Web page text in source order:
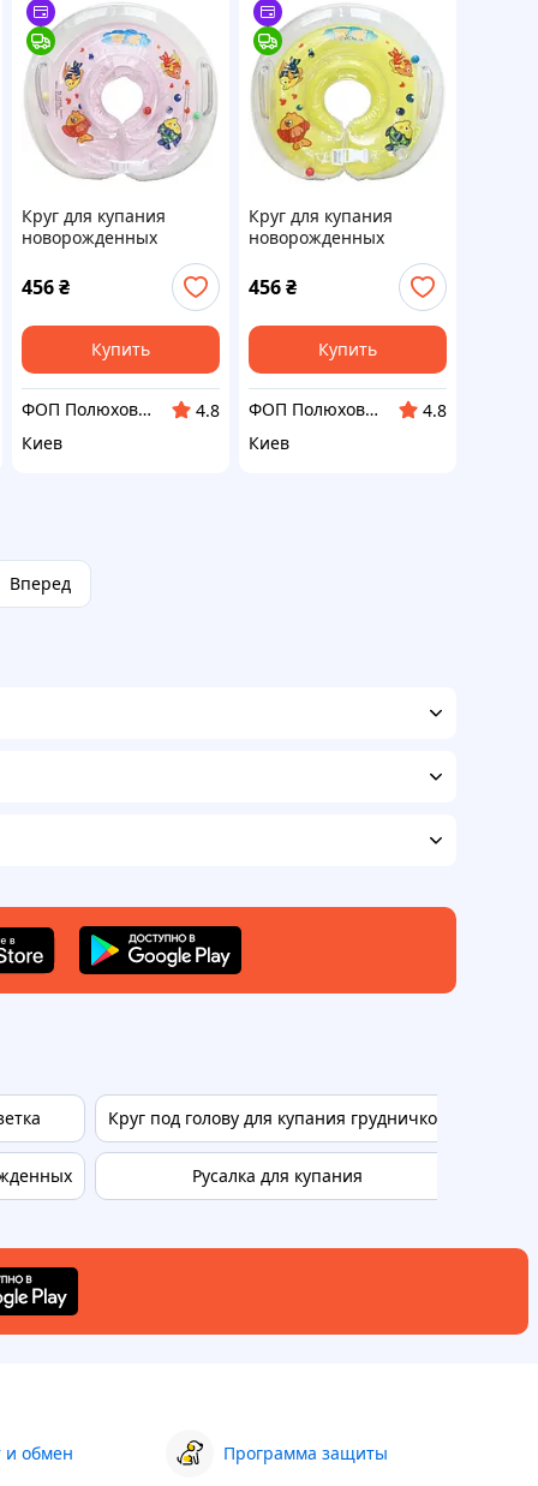
Круг для купания
новорожденных
"Рыбка", Mega Zayka
456₴
Купить
ФОП Полюхович Л.Г.
4.8
Киев
Круг для купания
новорожденных
"Рыбка", Mega Zayka
456₴
Купить
ФОП Полюхович Л.Г.
4.8
Киев
Вперед
Круг под голову для купания грудничков
Русалка для купания
и обмен Программа защиты